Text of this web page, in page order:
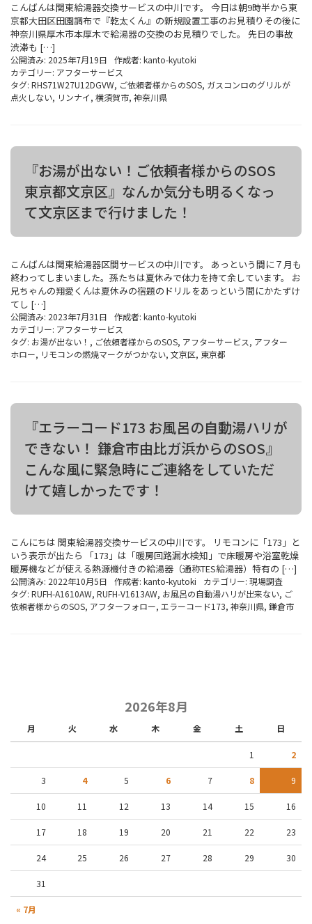
こんばんは関東給湯器交換サービスの中川です。 今日は朝9時半から東
京都大田区田園調布で『乾太くん』の新規設置工事のお見積りその後に
神奈川県厚木市本厚木で給湯器の交換のお見積りでした。 先日の事故
渋滞も […]
公開済み: 2025年7月19日 作成者: kanto-kyutoki
カテゴリー: アフターサービス
タグ: RHS71W27U12DGVW, ご依頼者様からのSOS, ガスコンロのグリルが
点火しない, リンナイ, 横須賀市, 神奈川県
『お湯が出ない！ご依頼者様からのSOS
東京都文京区』なんか気分も明るくなっ
て文京区まで行けました！
こんばんは関東給湯器区間サービスの中川です。 あっという間に７月も
終わってしまいました。孫たちは夏休みで体力を持て余しています。 お
兄ちゃんの翔愛くんは夏休みの宿題のドリルをあっという間にかたずけ
てし […]
公開済み: 2023年7月31日 作成者: kanto-kyutoki
カテゴリー: アフターサービス
タグ: お湯が出ない！ , ご依頼者様からのSOS, アフターサービス, アフター
ホロー, リモコンの燃焼マークがつかない, 文京区, 東京都
『エラーコード173 お風呂の自動湯ハリが
できない！ 鎌倉市由比ガ浜からのSOS』
こんな風に緊急時にご連絡をしていただ
けて嬉しかったです！
こんにちは 関東給湯器交換サービスの中川です。 リモコンに「173」と
いう表示が出たら 「173」は「暖房回路漏水検知」で床暖房や浴室乾燥
暖房機などが使える熱源機付きの給湯器（通称TES給湯器）特有の […]
公開済み: 2022年10月5日 作成者: kanto-kyutoki カテゴリー: 現場調査
タグ: RUFH-A1610AW, RUFH-V1613AW, お風呂の自動湯ハリが出来ない, ご
依頼者様からのSOS, アフターフォロー, エラーコード173, 神奈川県, 鎌倉市
2026年8月
月 火 水 木 金 土 日
« 7月
1 2
3 4 5 6 7 8 9
10 11 12 13 14 15 16
17 18 19 20 21 22 23
24 25 26 27 28 29 30
31